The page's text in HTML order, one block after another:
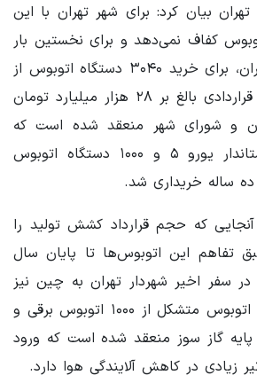
تهران بیان کرد: برای شهر تهران با این
کفاف نمی‌دهد و برای نخستین بار
در تاریخ شهرداری تهران، برای خرید ۳۰۴۰ دستگاه اتوبوس از
محل تولیدات داخلی قراردادی بالغ بر ۲۸ هزار میلیارد تومان
و شورای شهر منعقد شده است که
اتوبوس دیزلی با استاندار یورو ۵ و ۱۰۰۰ دستگاه اتوبوس
ده ساله خریداری شد.
آنجایی که حجم قرارداد کشش تولید را
تفاهم این اتوبوس‌ها تا پایان سال
و در سفر اخیر شهردار تهران به چین نیز
قرارداد ۲هزار دستگاه اتوبوس متشکل از ۱۰۰۰ اتوبوس برقی و
پایه گاز سوز منعقد شده است که ورود
زیادی در کاهش آلایندگی هوا دارد.